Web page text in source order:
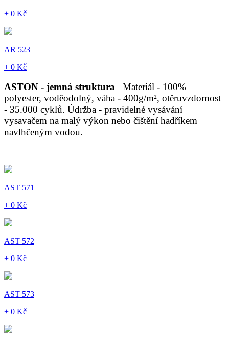
+ 0 Kč
AR 523
+ 0 Kč
ASTON - jemná struktura
Materiál - 100%
polyester, voděodolný, váha - 400g/m², otěruvzdornost
- 35.000 cyklů. Údržba - pravidelné vysávání
vysavačem na malý výkon nebo čištění hadříkem
navlhčeným vodou.
AST 571
+ 0 Kč
AST 572
+ 0 Kč
AST 573
+ 0 Kč